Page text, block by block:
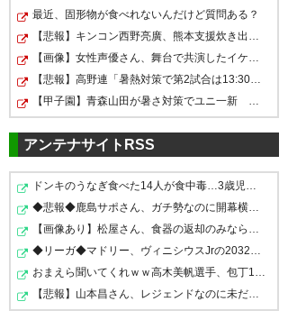
https://t.co/orpUvaE0TL
— はなたろう (hana_taro2014)
2019, 6月 15
大宮勝った！！！！！！！も
う、岐阜のクオリティが高すぎ
てよくわからない試合だったけ
ど、負けなし継
続！！！！！！！ 岐阜に食われ
い、連勝だ\(^∀^)/ #ardija #大
宮_岐阜
— がじ子 (mikemike05241)
2019, 6月 15
1時間は首位！#ardija
— hidetag (hidetag826)2019,
6月 15
最高過ぎる #ardija
https://t.co/UgWb2hkQGm
— ジャニー＠H.岐阜 (puniardy)
2019, 6月 15
ギリギリの闘いだった 勝てて本
当に良かった 無敵！ 大宮！ ワ
ッショイ！ #ardija
https://t.co/BtvC9COJ4S
— DaDa (DaDa_724)2019, 6月
最近、固形物が食べれないんだけど質問ある？
【悲報】キンコン西野亮廣、熊本支援炊き出し「カレー」…
【画像】女性声優さん、舞台で共演したイケメンたちと写…
【悲報】高野連「暑熱対策で第2試合は13:30プレイボール…
【甲子園】青森山田が暑さ対策でユニ一新 ボタン廃止でT…
アンテナサイトRSS
ドンキのうなぎ食べた14人が食中毒…3歳児から75歳まで被害
◆悲報◆鹿島サポさん、ガチ勢なのに開幕横浜FM戦でLEDライ…
【画像あり】松屋さん、食器の返却のみならず「仕分け」…
◆リーガ◆マドリー、ヴィニシウスJrの2032年までの契約延…
おまえら聞いてくれｗｗ高木美帆選手、包丁10本セットを…
【悲報】山本昌さん、レジェンドなのに未だ監督どころか…